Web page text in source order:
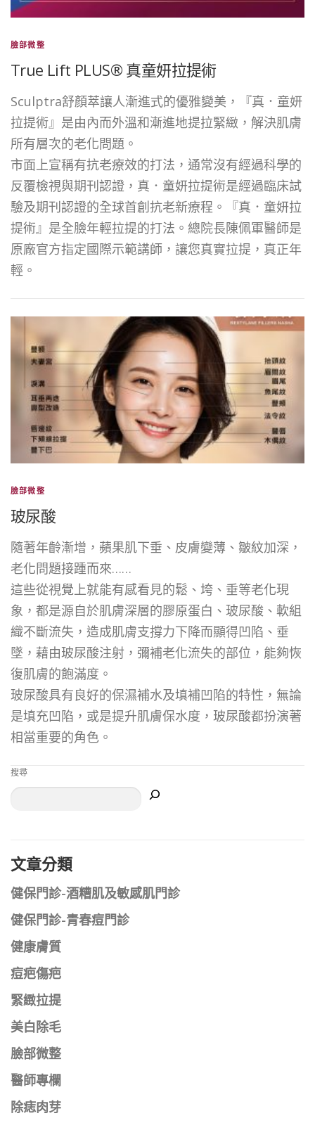
臉部微整
True Lift PLUS® 真童妍拉提術
Sculptra舒顏萃讓人漸進式的優雅變美，『真．童妍
拉提術』是由內而外溫和漸進地提拉緊緻，解決肌膚
所有層次的老化問題。
市面上宣稱有抗老療效的打法，通常沒有經過科學的
反覆檢視與期刊認證，真．童妍拉提術是經過臨床試
驗及期刊認證的全球首創抗老新療程。『真．童妍拉
提術』是全臉年輕拉提的打法。總院長陳佩軍醫師是
原廠官方指定國際示範講師，讓您真實拉提，真正年
輕。
臉部微整
玻尿酸
隨著年齡漸增，蘋果肌下垂、皮膚變薄、皺紋加深，
老化問題接踵而來……
這些從視覺上就能有感看見的鬆、垮、垂等老化現
象，都是源自於肌膚深層的膠原蛋白、玻尿酸、軟組
織不斷流失，造成肌膚支撐力下降而顯得凹陷、垂
墜，藉由玻尿酸注射，彌補老化流失的部位，能夠恢
復肌膚的飽滿度。
玻尿酸具有良好的保濕補水及填補凹陷的特性，無論
是填充凹陷，或是提升肌膚保水度，玻尿酸都扮演著
相當重要的角色。
搜尋
文章分類
健保門診-酒糟肌及敏感肌門診
健保門診-青春痘門診
健康膚質
痘疤傷疤
緊緻拉提
美白除毛
臉部微整
醫師專欄
除痣肉芽